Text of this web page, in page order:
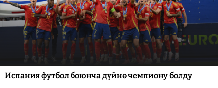
Испания футбол боюнча дүйнө чемпиону болду